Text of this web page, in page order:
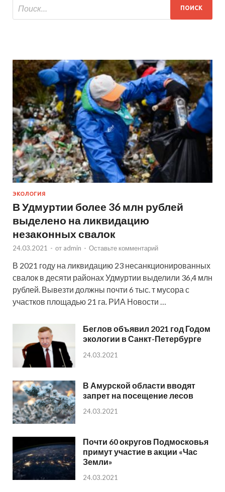
ЭКОЛОГИЯ
В Удмуртии более 36 млн рублей
выделено на ликвидацию
незаконных свалок
24.03.2021 - от admin - Оставьте комментарий
В 2021 году на ликвидацию 23 несанкционированных
свалок в десяти районах Удмуртии выделили 36,4 млн
рублей. Вывезти должны почти 6 тыс. т мусора с
участков площадью 21 га. РИА Новости …
Беглов объявил 2021 год Годом
экологии в Санкт-Петербурге
24.03.2021
В Амурской области вводят
запрет на посещение лесов
24.03.2021
Почти 60 округов Подмосковья
примут участие в акции «Час
Земли»
24.03.2021